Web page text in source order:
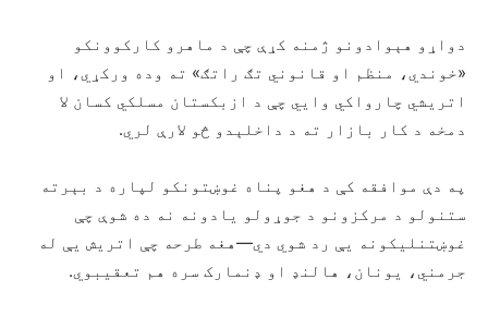
دواړو هېوادونو ژمنه کړې چې د ماهرو کارکوونکو
«خوندي، منظم او قانوني تګ راتګ» ته وده ورکړي، او
اتریشي چارواکي وایي چې د ازبکستان مسلکي کسان لا
دمخه د کار بازار ته د داخلېدو څو لارې لري.
په دې موافقه کې د هغو پناه غوښتونکو لپاره د بېرته
ستنولو د مرکزونو د جوړولو یادونه نه ده شوې چې
غوښتنلیکونه یې رد شوي دي—هغه طرحه چې اتریش یې له
جرمني، یونان، هالنډ او ډنمارک سره هم تعقیبوي.